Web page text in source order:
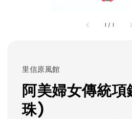
1 / 1
里信原風館
阿美婦女傳統項
珠)